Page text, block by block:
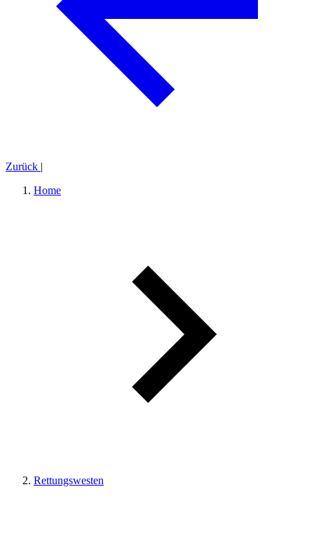
Zurück |
Home
Rettungswesten